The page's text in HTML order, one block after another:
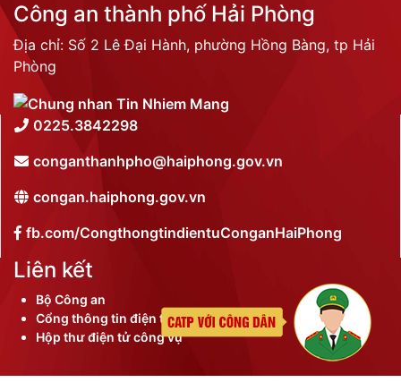
Công an thành phố Hải Phòng
Địa chỉ: Số 2 Lê Đại Hành, phường Hồng Bàng, tp Hải
Phòng
0225.3842298
conganthanhpho@haiphong.gov.vn
congan.haiphong.gov.vn
fb.com/CongthongtindientuConganHaiPhong
Liên kết
Bộ Công an
Cổng thông tin điện tử thành phố
Hộp thư điện tử công vụ